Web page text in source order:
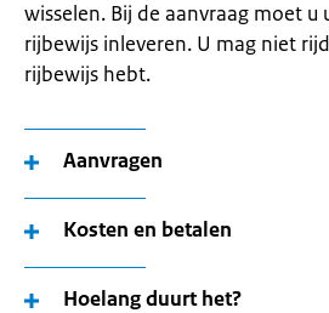
wisselen. Bij de aanvraag moet u
rijbewijs inleveren. U mag niet
rijbewijs hebt.
Aanvragen
Kosten en betalen
Hoelang duurt het?